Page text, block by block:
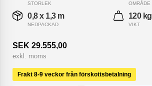
STORLEK OMRÅDE
0,8 x 1,3 m
NEDPACKAD
120 kg
VIKT
SEK 29.555,00
exkl. moms
Frakt 8-9 veckor från förskottsbetalning